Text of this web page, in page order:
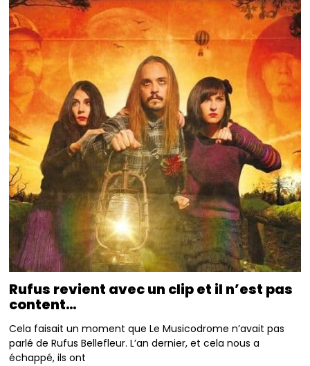
Rufus revient avec un clip et il n’est pas
content…
Cela faisait un moment que Le Musicodrome n’avait pas
parlé de Rufus Bellefleur. L’an dernier, et cela nous a
échappé, ils ont